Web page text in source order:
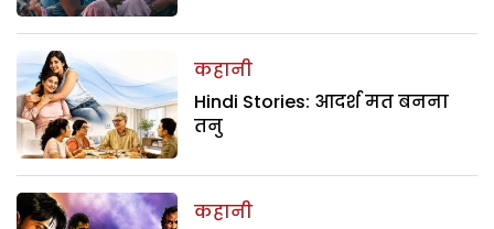
कहानी
Hindi Stories: आदर्श मत बनना
तनु
कहानी